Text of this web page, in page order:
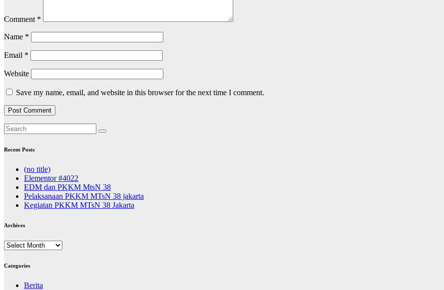
Comment *
Name *
Email *
Website
Save my name, email, and website in this browser for the next time I comment.
Recent Posts
(no title)
Elementor #4022
EDM dan PKKM MtsN 38
Pelaksanaan PKKM MTsN 38 jakarta
Kegiatan PKKM MTsN 38 Jakarta
Archives
Archives
Categories
Berita